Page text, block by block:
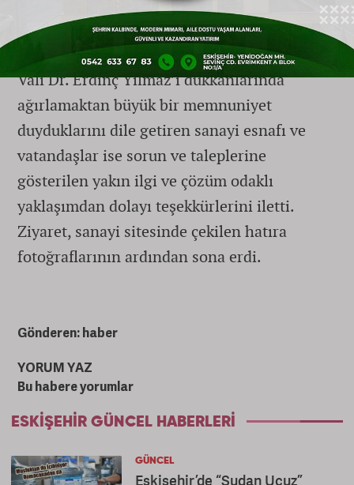
kolaylıklar dileyerek kazançlarının bereketli
olması temennisinde bulundu.
Vali Dr. Erdinç Yılmaz’ı dükkanlarında
ağırlamaktan büyük bir memnuniyet
duyduklarını dile getiren sanayi esnafı ve
vatandaşlar ise sorun ve taleplerine
gösterilen yakın ilgi ve çözüm odaklı
yaklaşımdan dolayı teşekkürlerini iletti.
Ziyaret, sanayi sitesinde çekilen hatıra
fotoğraflarının ardından sona erdi.
Gönderen: haber
YORUM YAZ
Bu habere yorumlar
ESKIŞEHIR GÜNCEL HABERLERI
GÜNCEL
Eskişehir’de “Sudan Ucuz”